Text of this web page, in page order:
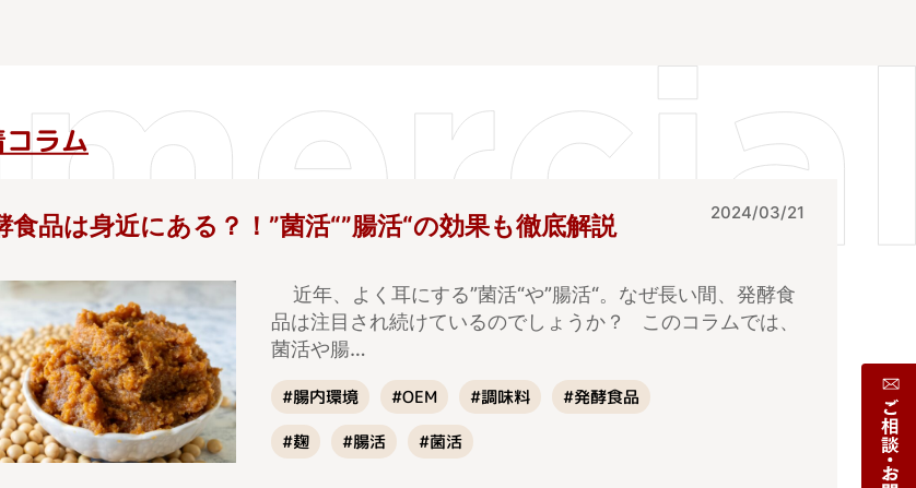
ラム
2024/03/21
食品は身近にある？！”菌活“”腸活“の効果も徹底解説
#腸内環境 #OEM #調味料 #発酵食品
#麹 #腸活 #菌活
近年、よく耳にする”菌活“や”腸活“。なぜ長い間、発酵食
品は注目され続けているのでしょうか？ このコラムでは、
菌活や腸…